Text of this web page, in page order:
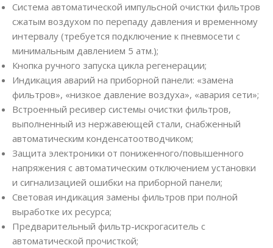
Система автоматической импульсной очистки фильтров
сжатым воздухом по перепаду давления и временному
интервалу (требуется подключение к пневмосети с
минимальным давлением 5 атм.);
Кнопка ручного запуска цикла регенерации;
Индикация аварий на приборной панели: «замена
фильтров», «низкое давление воздуха», «авария сети»;
Встроенный ресивер системы очистки фильтров,
выполненный из нержавеющей стали, снабженный
автоматическим конденсатоотводчиком;
Защита электроники от пониженного/повышенного
напряжения с автоматическим отключением установки
и сигнализацией ошибки на приборной панели;
Световая индикация замены фильтров при полной
выработке их ресурса;
Предварительный фильтр-искрогаситель с
автоматической прочисткой;